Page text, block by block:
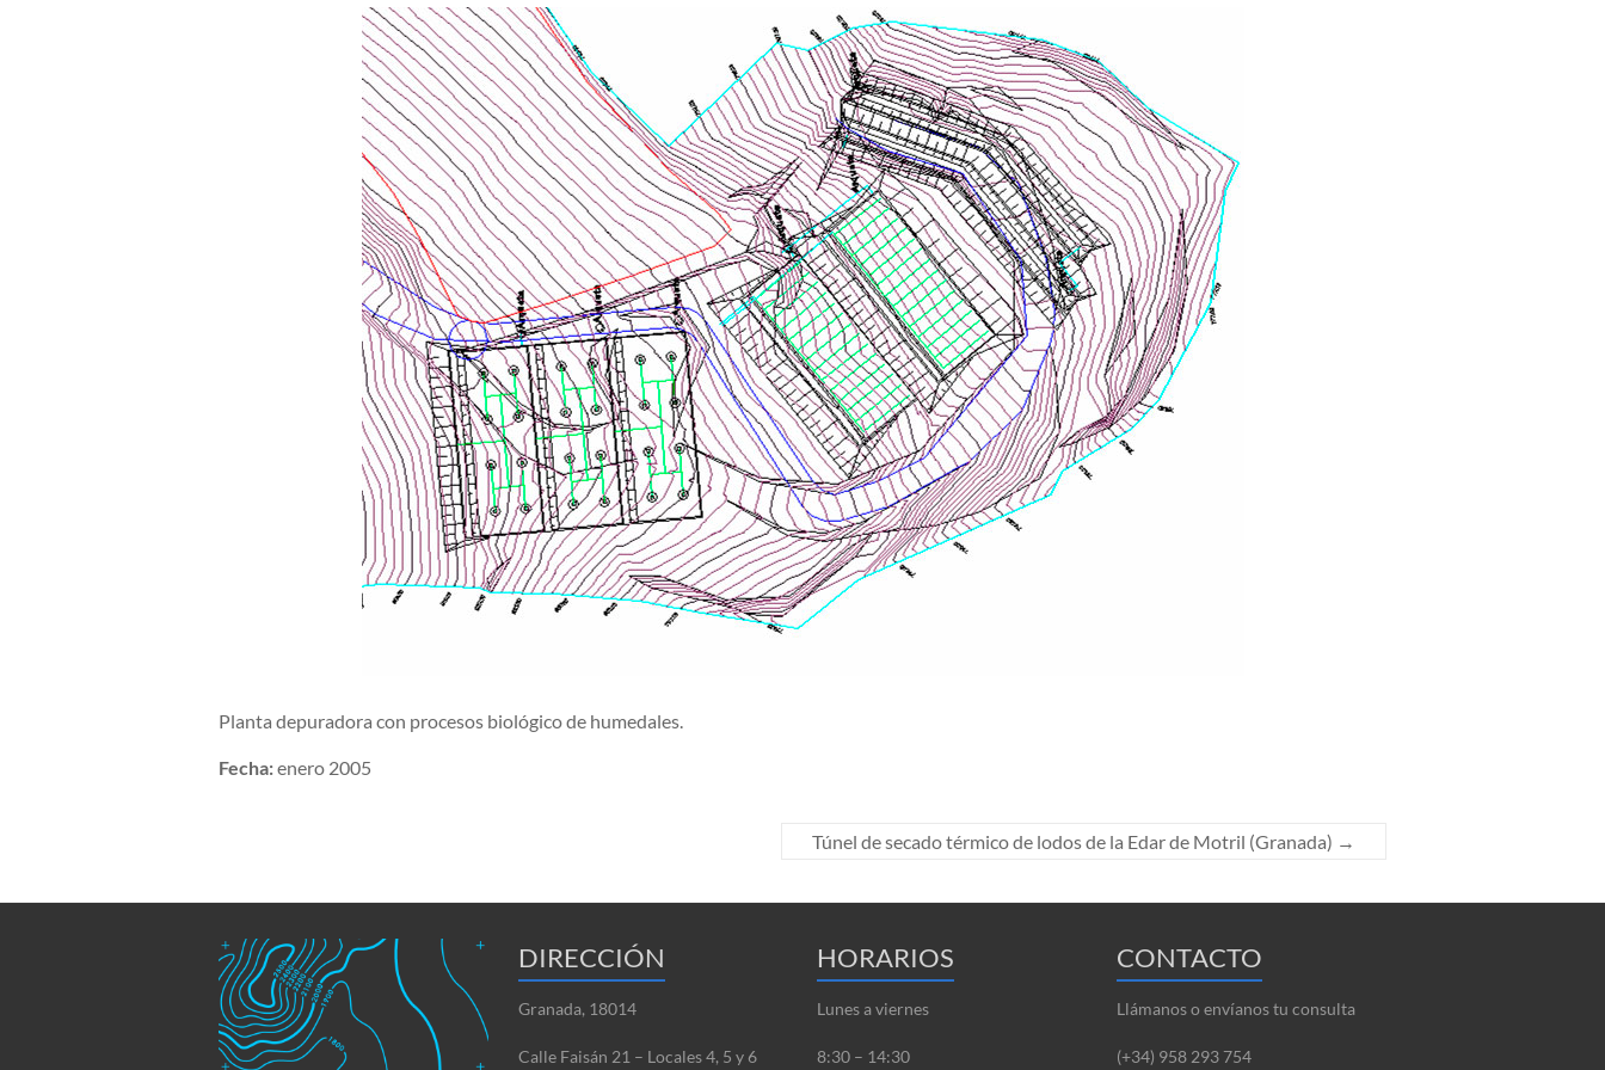
Planta depuradora con procesos biológico de humedales.
Fecha:enero 2005
Túnel de secado térmico de lodos de la Edar de Motril (Granada) →
DIRECCIÓN
Granada, 18014
Calle Faisán 21 – Locales 4, 5 y 6
HORARIOS
Lunes a viernes
8:30 – 14:30
CONTACTO
Llámanos o envíanos tu consulta
(+34) 958 293 754